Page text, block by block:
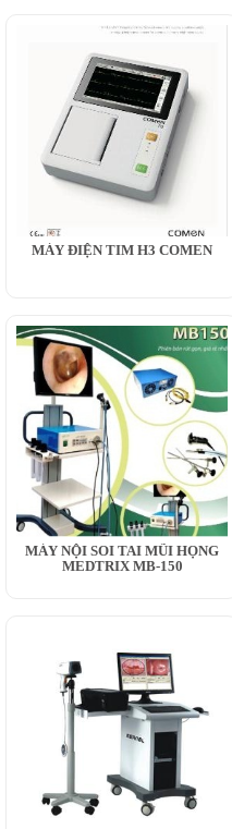
MÁY ĐIỆN TIM H3 COMEN
MÁY NỘI SOI TAI MŨI HỌNG
MEDTRIX MB-150